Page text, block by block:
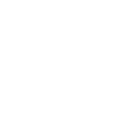
Briefhülle, zum
Ihnen nach